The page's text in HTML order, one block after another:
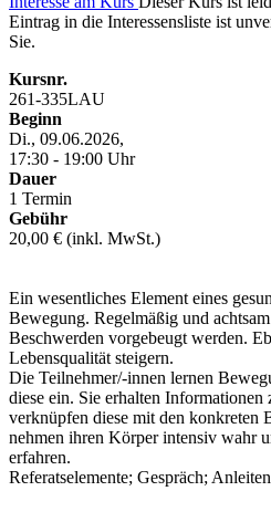
Eintrag in die Interessensliste ist
Sie.
Kursnr.
261-335LAU
Beginn
Di., 09.06.2026,
17:30 - 19:00 Uhr
Dauer
1 Termin
Gebühr
20,00 € (inkl. MwSt.)
Ein wesentliches Element eines
Bewegung. Regelmäßig und
Beschwerden vorgebeugt werden.
Lebensqualität steigern.
Die Teilnehmer/-innen lernen
diese ein. Sie erhalten
verknüpfen diese mit den konkreten
nehmen ihren Körper intensiv wahr
erfahren.
Referatselemente; Gespräch;